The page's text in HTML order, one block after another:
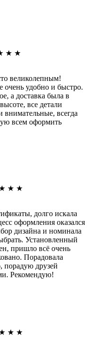
★ ★
великолепным!
очень удобно и быстро.
а доставка была в
все детали
всегда
всем оформить
★ ★
долго искала
оформления оказался
дизайна и номинала
Установленный
пришло всё очень
Порадовала
порадую друзей
Рекомендую!
★ ★